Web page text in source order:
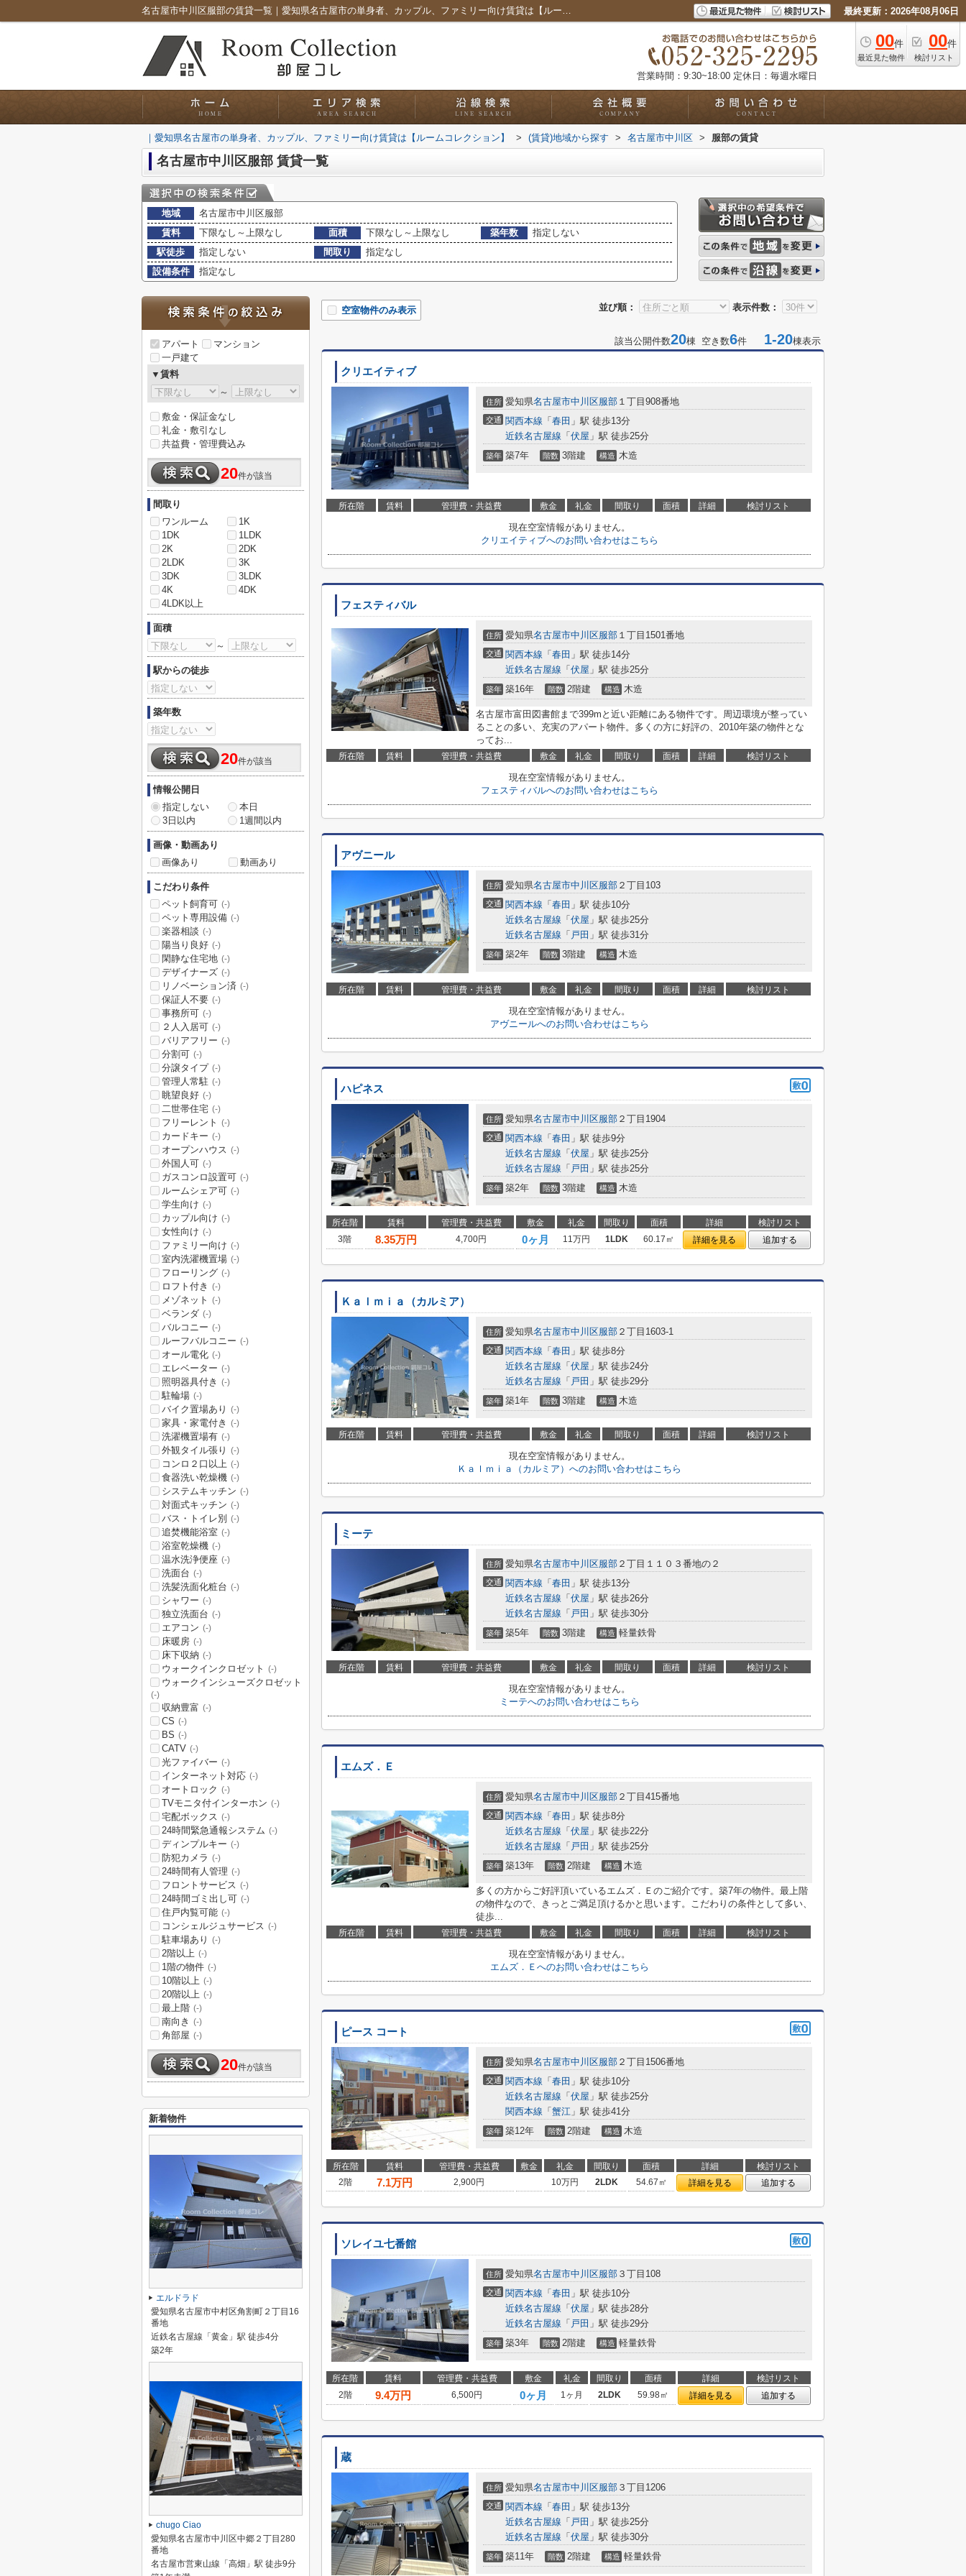
名古屋市中川区服部の賃貸一覧｜愛知県名古屋市の単身者、カップル、ファミリー向け賃貸は【ルームコレクション】 最終更新：2026年08月06日
00件
最近見た物件
00件
検討リスト
営業時間：9:30~18:00 定休日：毎週水曜日
｜愛知県名古屋市の単身者、カップル、ファミリー向け賃貸は【ルームコレクション】 > (賃貸)地域から探す > 名古屋市中川区 > 服部の賃貸
名古屋市中川区服部 賃貸一覧
地域
名古屋市中川区服部
賃料
下限なし～上限なし 面積 下限なし～上限なし 築年数
指定しない
駅徒歩
指定しない 間取り
指定なし
設備条件
指定なし
並び順： 表示件数：
空室物件のみ表示
該当公開件数20棟 空き数6件 1-20棟表示
クリエイティブ
住所 愛知県名古屋市中川区服部 １丁目908番地
交通 関西本線 「 春田 」駅 徒歩13分
近鉄名古屋線 「 伏屋 」駅 徒歩25分
築年 築7年 階数 3階建 構造 木造
所在階 賃料 管理費・共益費 敷金 礼金 間取り 面積 詳細 検討リスト
現在空室情報がありません。
クリエイティブへのお問い合わせはこちら
フェスティバル
住所 愛知県名古屋市中川区服部 １丁目1501番地
交通 関西本線 「 春田 」駅 徒歩14分
近鉄名古屋線 「 伏屋 」駅 徒歩25分
築年 築16年 階数 2階建 構造 木造
名古屋市富田図書館まで399mと近い距離にある物件です。周辺環境が整ってい
ることの多い、充実のアパート物件。多くの方に好評の、2010年築の物件とな
ってお...
所在階 賃料 管理費・共益費 敷金 礼金 間取り 面積 詳細 検討リスト
現在空室情報がありません。
フェスティバルへのお問い合わせはこちら
アヴニール
住所 愛知県名古屋市中川区服部 ２丁目103
交通 関西本線 「 春田 」駅 徒歩10分
近鉄名古屋線 「 伏屋 」駅 徒歩25分
近鉄名古屋線 「 戸田 」駅 徒歩31分
築年 築2年 階数 3階建 構造 木造
所在階 賃料 管理費・共益費 敷金 礼金 間取り 面積 詳細 検討リスト
現在空室情報がありません。
アヴニールへのお問い合わせはこちら
ハピネス
住所 愛知県名古屋市中川区服部 ２丁目1904
交通 関西本線 「 春田 」駅 徒歩9分
近鉄名古屋線 「 伏屋 」駅 徒歩25分
近鉄名古屋線 「 戸田 」駅 徒歩25分
築年 築2年 階数 3階建 構造 木造
所在階 賃料 管理費・共益費 敷金 礼金 間取り 面積 詳細
検討リスト
3階
8.35万円 4,700円 0ヶ月 11万円 1LDK 60.17㎡ 詳細を見る 追加する
Ｋａｌｍｉａ（カルミア）
住所 愛知県名古屋市中川区服部 ２丁目1603‐1
交通 関西本線 「 春田 」駅 徒歩8分
近鉄名古屋線 「 伏屋 」駅 徒歩24分
近鉄名古屋線 「 戸田 」駅 徒歩29分
築年 築1年 階数 3階建 構造 木造
所在階 賃料 管理費・共益費 敷金 礼金 間取り 面積 詳細 検討リスト
現在空室情報がありません。
Ｋａｌｍｉａ（カルミア）へのお問い合わせはこちら
ミーテ
住所 愛知県名古屋市中川区服部 ２丁目１１０３番地の２
交通 関西本線 「 春田 」駅 徒歩13分
近鉄名古屋線 「 伏屋 」駅 徒歩26分
近鉄名古屋線 「 戸田 」駅 徒歩30分
築年 築5年 階数 3階建 構造 軽量鉄骨
所在階 賃料 管理費・共益費 敷金 礼金 間取り 面積 詳細 検討リスト
現在空室情報がありません。
ミーテへのお問い合わせはこちら
エムズ．Ｅ
住所 愛知県名古屋市中川区服部 ２丁目415番地
交通 関西本線 「 春田 」駅 徒歩8分
近鉄名古屋線 「 伏屋 」駅 徒歩22分
近鉄名古屋線 「 戸田 」駅 徒歩25分
築年 築13年 階数 2階建 構造 木造
多くの方からご好評頂いているエムズ．Ｅのご紹介です。築7年の物件。最上階
の物件なので、きっとご満足頂けるかと思います。こだわりの条件として多い、
徒歩...
所在階 賃料 管理費・共益費 敷金 礼金 間取り 面積 詳細 検討リスト
現在空室情報がありません。
エムズ．Ｅへのお問い合わせはこちら
ピース コート
住所 愛知県名古屋市中川区服部 ２丁目1506番地
交通 関西本線 「 春田 」駅 徒歩10分
近鉄名古屋線 「 伏屋 」駅 徒歩25分
関西本線 「 蟹江 」駅 徒歩41分
築年 築12年 階数 2階建 構造 木造
所在階 賃料 管理費・共益費 敷金 礼金 間取り 面積 詳細
検討リスト
2階
7.1万円 2,900円 10万円 2LDK 54.67㎡ 詳細を見る 追加する
ソレイユ七番館
住所 愛知県名古屋市中川区服部 ３丁目108
交通 関西本線 「 春田 」駅 徒歩10分
近鉄名古屋線 「 伏屋 」駅 徒歩28分
近鉄名古屋線 「 戸田 」駅 徒歩29分
築年 築3年 階数 2階建 構造 軽量鉄骨
所在階 賃料 管理費・共益費 敷金 礼金 間取り 面積 詳細
検討リスト
2階
9.4万円 6,500円 0ヶ月 1ヶ月 2LDK 59.98㎡ 詳細を見る 追加する
蔵
住所 愛知県名古屋市中川区服部 ３丁目1206
交通 関西本線 「 春田 」駅 徒歩13分
近鉄名古屋線 「 戸田 」駅 徒歩25分
近鉄名古屋線 「 伏屋 」駅 徒歩30分
築年 築11年 階数 2階建 構造 軽量鉄骨
アパート
マンション
一戸建て
▼賃料
～
敷金・保証金なし
礼金・敷引なし
共益費・管理費込み
20件が該当
間取り
ワンルーム
1K
1DK
1LDK
2K
2DK
2LDK
3K
3DK
3LDK
4K
4DK
4LDK以上
面積
～
駅からの徒歩
築年数
20件が該当
情報公開日
指定しない
本日
3日以内
1週間以内
画像・動画あり
画像あり
動画あり
こだわり条件
ペット飼育可 (-)
ペット専用設備 (-)
楽器相談 (-)
陽当り良好 (-)
閑静な住宅地 (-)
デザイナーズ (-)
リノベーション済 (-)
保証人不要 (-)
事務所可 (-)
２人入居可 (-)
バリアフリー (-)
分割可 (-)
分譲タイプ (-)
管理人常駐 (-)
眺望良好 (-)
二世帯住宅 (-)
フリーレント (-)
カードキー (-)
オープンハウス (-)
外国人可 (-)
ガスコンロ設置可 (-)
ルームシェア可 (-)
学生向け (-)
カップル向け (-)
女性向け (-)
ファミリー向け (-)
室内洗濯機置場 (-)
フローリング (-)
ロフト付き (-)
メゾネット (-)
ベランダ (-)
バルコニー (-)
ルーフバルコニー (-)
オール電化 (-)
エレベーター (-)
照明器具付き (-)
駐輪場 (-)
バイク置場あり (-)
家具・家電付き (-)
洗濯機置場有 (-)
外観タイル張り (-)
コンロ２口以上 (-)
食器洗い乾燥機 (-)
システムキッチン (-)
対面式キッチン (-)
バス・トイレ別 (-)
追焚機能浴室 (-)
浴室乾燥機 (-)
温水洗浄便座 (-)
洗面台 (-)
洗髪洗面化粧台 (-)
シャワー (-)
独立洗面台 (-)
エアコン (-)
床暖房 (-)
床下収納 (-)
ウォークインクロゼット (-)
ウォークインシューズクロゼット
(-)
収納豊富 (-)
CS (-)
BS (-)
CATV (-)
光ファイバー (-)
インターネット対応 (-)
オートロック (-)
TVモニタ付インターホン (-)
宅配ボックス (-)
24時間緊急通報システム (-)
ディンプルキー (-)
防犯カメラ (-)
24時間有人管理 (-)
フロントサービス (-)
24時間ゴミ出し可 (-)
住戸内覧可能 (-)
コンシェルジュサービス (-)
駐車場あり (-)
2階以上 (-)
1階の物件 (-)
10階以上 (-)
20階以上 (-)
最上階 (-)
南向き (-)
角部屋 (-)
20件が該当
新着物件
エルドラド
愛知県名古屋市中村区角割町２丁目16
番地
近鉄名古屋線「黄金」駅 徒歩4分
築2年
chugo Ciao
愛知県名古屋市中川区中郷２丁目280
番地
名古屋市営東山線「高畑」駅 徒歩9分